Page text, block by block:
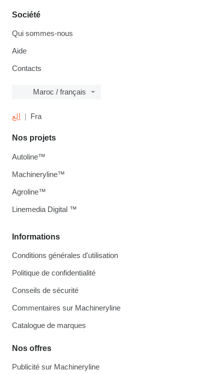
Société
Qui sommes-nous
Aide
Contacts
Maroc / français
الع Fra
Informations
Conditions générales d'utilisation
Politique de confidentialité
Conseils de sécurité
Commentaires sur Machineryline
Catalogue de marques
Nos offres
Publicité sur Machineryline
Nos projets
Autoline™
Machineryline™
Agroline™
Linemedia Digital ™